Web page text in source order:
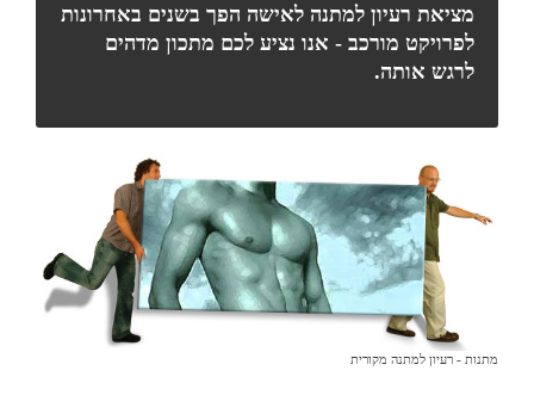
מציאת רעיון למתנה לאישה הפך בשנים באחרונות
לפרויקט מורכב - אנו נציע לכם מתכון מדהים
לרגש אותה.
מתנות - רעיון למתנה מקורית